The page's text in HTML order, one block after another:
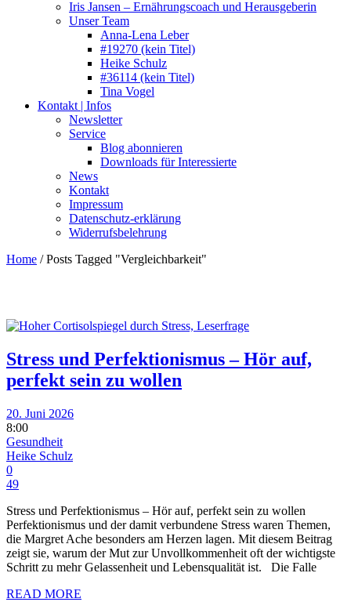
Iris Jansen – Ernährungscoach und Herausgeberin
Unser Team
Anna-Lena Leber
#19270 (kein Titel)
Heike Schulz
#36114 (kein Titel)
Tina Vogel
Kontakt | Infos
Newsletter
Service
Blog abonnieren
Downloads für Interessierte
News
Kontakt
Impressum
Datenschutz-erklärung
Widerrufsbelehrung
Home /Posts Tagged "Vergleichbarkeit"
Stress und Perfektionismus – Hör auf,
perfekt sein zu wollen
20. Juni 2026
8:00
Gesundheit
Heike Schulz
0
49
Stress und Perfektionismus – Hör auf, perfekt sein zu wollen
Perfektionismus und der damit verbundene Stress waren Themen,
die Margret Ache besonders am Herzen lagen. Mit diesem Beitrag
zeigt sie, warum der Mut zur Unvollkommenheit oft der wichtigste
Schritt zu mehr Gelassenheit und Lebensqualität ist. Die Falle
READ MORE